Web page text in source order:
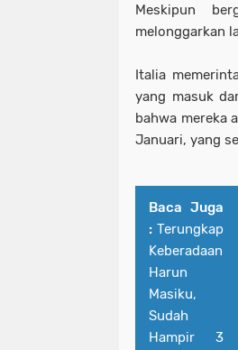
Meskipun
melonggarkan
Italia
yang masuk
bahwa mereka
Januari, yang
Baca Juga
: Terungkap
Keberadaan
Harun
Masiku,
Sudah
Hampir 3